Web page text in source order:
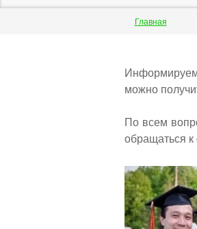
Строка
Главная
to
top
можно
По всем
обращаться